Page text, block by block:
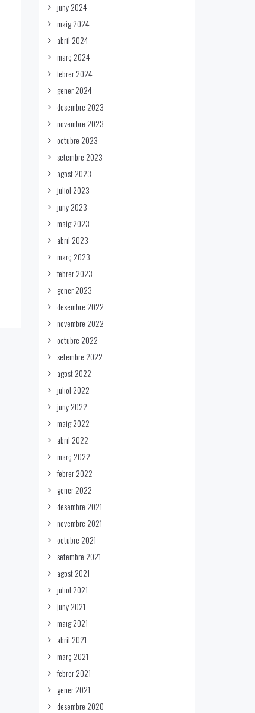
juny 2024
maig 2024
abril 2024
març 2024
febrer 2024
gener 2024
desembre 2023
novembre 2023
octubre 2023
setembre 2023
agost 2023
juliol 2023
juny 2023
maig 2023
abril 2023
març 2023
febrer 2023
gener 2023
desembre 2022
novembre 2022
octubre 2022
setembre 2022
agost 2022
juliol 2022
juny 2022
maig 2022
abril 2022
març 2022
febrer 2022
gener 2022
desembre 2021
novembre 2021
octubre 2021
setembre 2021
agost 2021
juliol 2021
juny 2021
maig 2021
abril 2021
març 2021
febrer 2021
gener 2021
desembre 2020